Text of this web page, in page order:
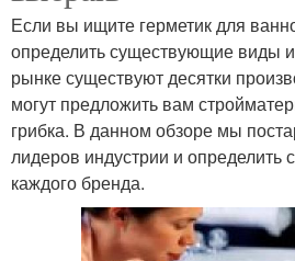
Если вы ищите герметик для
определить существующие виды
рынке существуют десятки
могут предложить вам
грибка. В данном обзоре мы
лидеров индустрии и определить
каждого бренда.